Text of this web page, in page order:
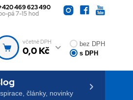
469 623 490
pá 7-15 hod
včetně DPH
0,0 Kč
bez DPH
s DPH
články, novinky